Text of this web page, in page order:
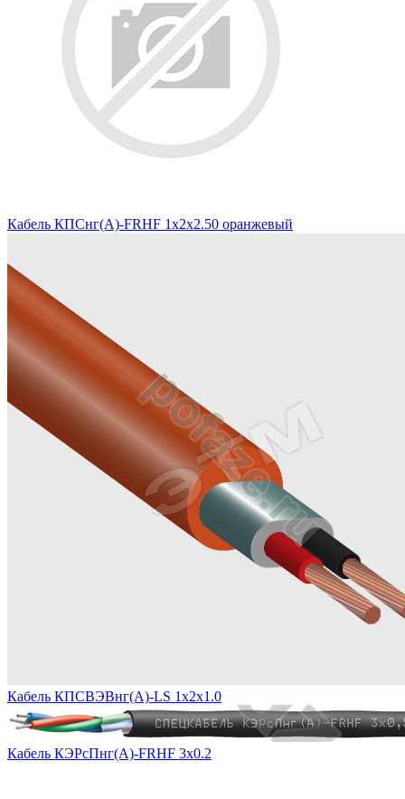
Кабель КПСнг(А)-FRHF 1х2х2.50 оранжевый
Кабель КПСВЭВнг(А)-LS 1х2х1.0
Кабель КЭРсПнг(А)-FRHF 3х0.2